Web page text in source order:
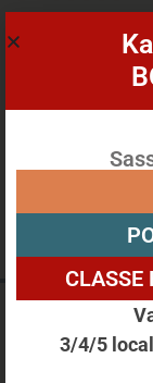
CLASSE
3/4/5